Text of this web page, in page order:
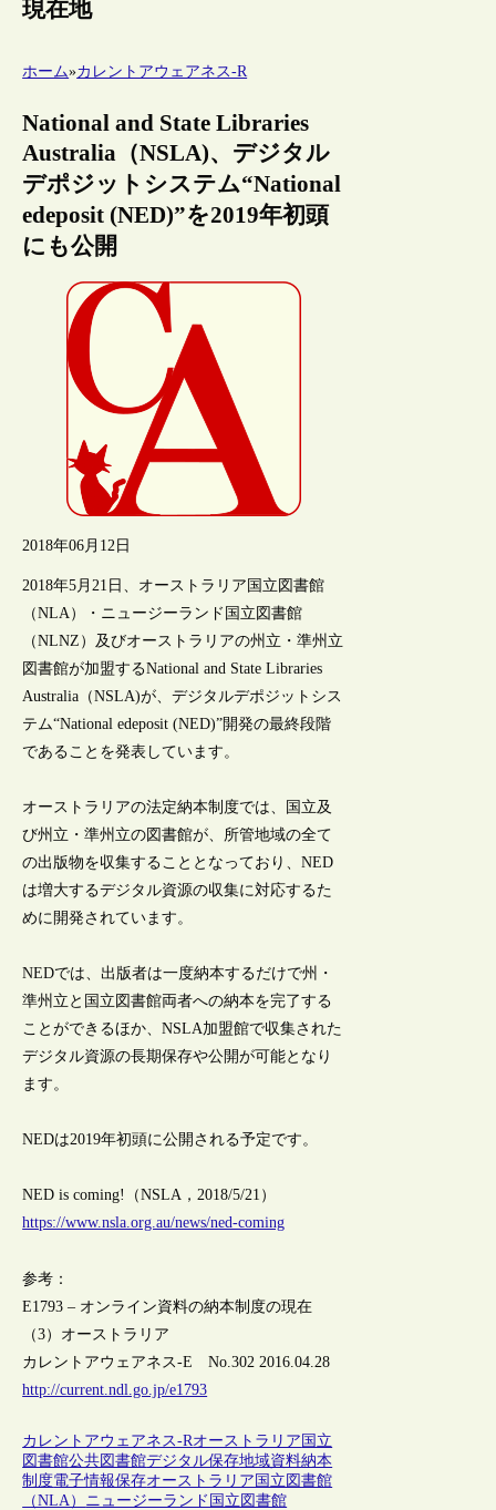
現在地
ホーム»カレントアウェアネス-R
National and State Libraries
Australia（NSLA)、デジタル
デポジットシステム“National
edeposit (NED)”を2019年初頭
にも公開
2018年06月12日
2018年5月21日、オーストラリア国立図書館
（NLA）・ニュージーランド国立図書館
（NLNZ）及びオーストラリアの州立・準州立
図書館が加盟するNational and State Libraries
Australia（NSLA)が、デジタルデポジットシス
テム“National edeposit (NED)”開発の最終段階
であることを発表しています。
オーストラリアの法定納本制度では、国立及
び州立・準州立の図書館が、所管地域の全て
の出版物を収集することとなっており、NED
は増大するデジタル資源の収集に対応するた
めに開発されています。
NEDでは、出版者は一度納本するだけで州・
準州立と国立図書館両者への納本を完了する
ことができるほか、NSLA加盟館で収集された
デジタル資源の長期保存や公開が可能となり
ます。
NEDは2019年初頭に公開される予定です。
NED is coming!（NSLA，2018/5/21）
https://www.nsla.org.au/news/ned-coming
参考：
E1793 – オンライン資料の納本制度の現在
（3）オーストラリア
カレントアウェアネス-E No.302 2016.04.28
http://current.ndl.go.jp/e1793
カレントアウェアネス-Rオーストラリア 国立
図書館公共図書館デジタル保存地域資料納本
制度電子情報保存オーストラリア国立図書館
（NLA） ニュージーランド国立図書館